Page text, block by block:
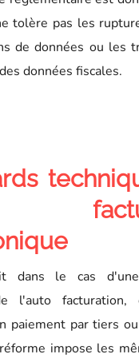
tolère pas les
de données ou les
données fiscales.
dans le cas d'une
l'auto facturation,
paiement par tiers
impose les